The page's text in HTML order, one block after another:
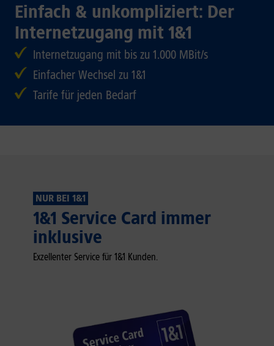
Einfach & unkompliziert: Der
Internetzugang mit 1&1
Internetzugang mit bis zu 1.000 MBit/s
Einfacher Wechsel zu 1&1
Tarife für jeden Bedarf
NUR BEI 1&1
1&1 Service Card immer
inklusive
Exzellenter Service für 1&1 Kunden.